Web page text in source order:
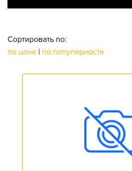
Сортировать по:
по цене | по популярности